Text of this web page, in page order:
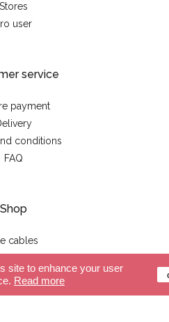
Stores
user
service
payment
conditions
FAQ
Shop
cables
your cable
site to enhance your user
Read more